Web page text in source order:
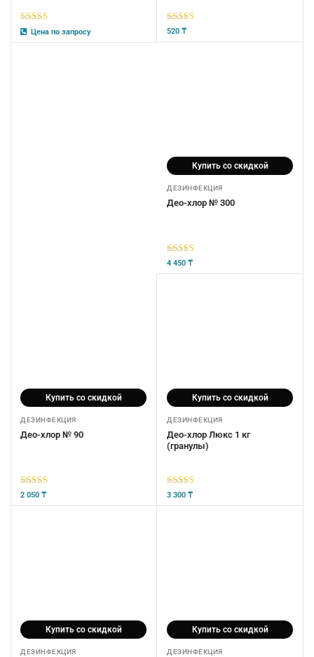
5из 5
Цена по запросу 5из 5
520 ₸
Купить со скидкой
ДЕЗИНФЕКЦИЯ
Део-хлор № 300
5 из 5
4 450 ₸
Купить со скидкой
ДЕЗИНФЕКЦИЯ
Део-хлор № 90
5 из 5
2 050 ₸
Купить со скидкой
ДЕЗИНФЕКЦИЯ
Део-хлор Люкс 1 кг
(гранулы)
5 из 5
3 300 ₸
Купить со скидкой
ДЕЗИНФЕКЦИЯ
Купить со скидкой
ДЕЗИНФЕКЦИЯ